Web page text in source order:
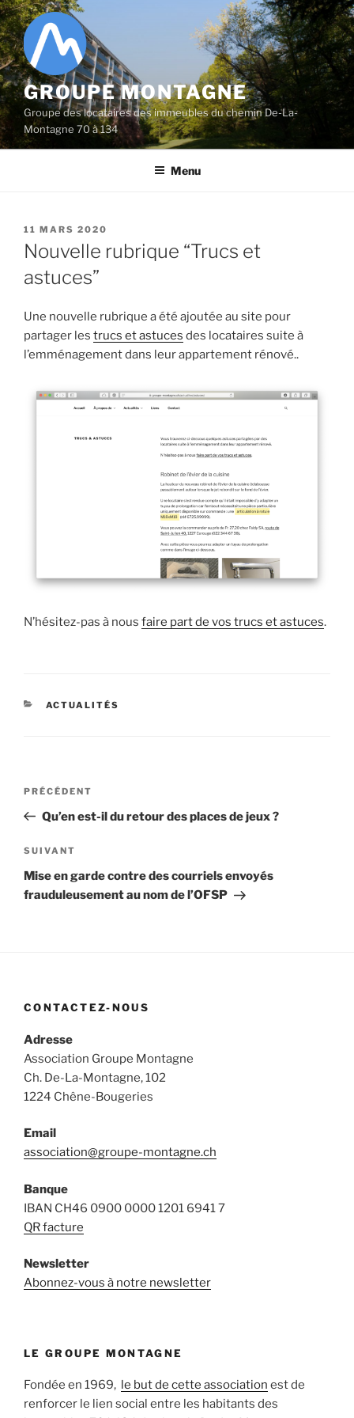
Aller
au
contenu
principal
GROUPE MONTAGNE
Groupe des locataires des immeubles du chemin De-La-
Montagne 70 à 134
Menu
PUBLIÉ
LE
11 MARS 2020
Nouvelle rubrique “Trucs et
astuces”
Une nouvelle rubrique a été ajoutée au site pour
partager les trucs et astuces des locataires suite à
l’emménagement dans leur appartement rénové..
N’hésitez-pas à nous faire part de vos trucs et astuces.
CATÉGORIES
ACTUALITÉS
Navigation
l’article
Article
précédent
PRÉCÉDENT
Qu’en est-il du retour des places de jeux ?
Article
suivant
SUIVANT
Mise en garde contre des courriels envoyés
frauduleusement au nom de l’OFSP
CONTACTEZ-NOUS
Adresse
Association Groupe Montagne
Ch. De-La-Montagne, 102
1224 Chêne-Bougeries
Email
association@groupe-montagne.ch
Banque
IBAN CH46 0900 0000 1201 6941 7
QR facture
Newsletter
Abonnez-vous à notre newsletter
LE GROUPE MONTAGNE
Fondée en 1969, le but de cette association est de
renforcer le lien social entre les habitants des